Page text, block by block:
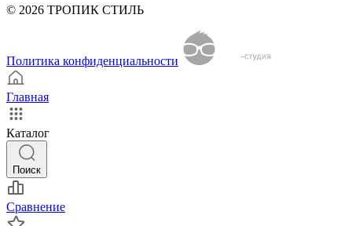
© 2026 ТРОПИК СТИЛЬ
Политика конфиденциальности
Главная
Каталог
Поиск
Сравнение